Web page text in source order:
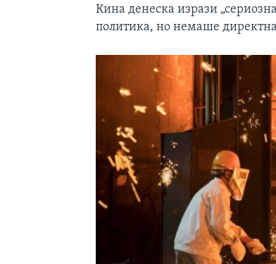
Кина денеска изрази
политика, но немаше